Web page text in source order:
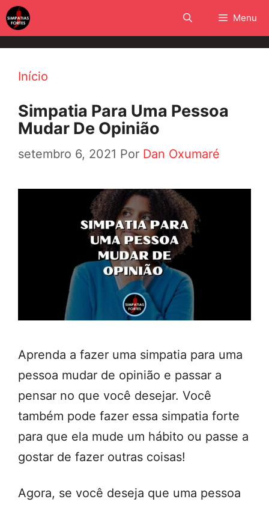
Pular
para
o
conteúdo
Menu
Início
Simpatia Para Uma Pessoa
Mudar De Opinião
setembro 6, 2021 Por Dan Oxumaré
Aprenda a fazer uma simpatia para uma
pessoa mudar de opinião e passar a
pensar no que você desejar. Você
também pode fazer essa simpatia forte
para que ela mude um hábito ou passe a
gostar de fazer outras coisas!
Agora, se você deseja que uma pessoa